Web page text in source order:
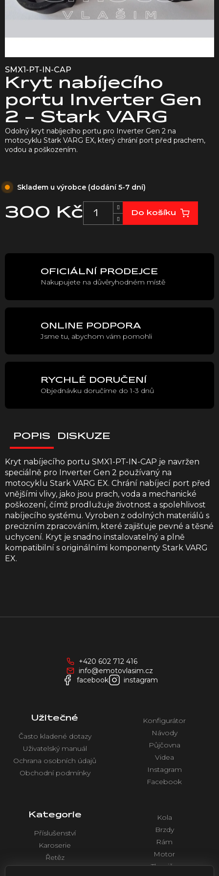
SMX1-PT-IN-CAP
Kryt nabíjecího
portu Inverter Gen
2 - Stark VARG
300 Kč
cena:
Skladem u výrobce (dodání 5-7 dní)
Do košíku
Odolný kryt nabíjecího portu pro Inverter Gen 2 na
motocyklu Stark VARG EX, který chrání port před prachem,
vodou a poškozením.
OFICIÁLNÍ PRODEJCE
Nakupujete na důvěryhodném místě
ONLINE PODPORA
Jsme tu, abychom vám pomohli
RYCHLÉ DORUČENÍ
Objednávku doručíme do 1-3 dnů
POPIS DISKUZE
Kryt nabíjecího portu SMX1-PT-IN-CAP je navržen
speciálně pro Inverter Gen 2 používaný na
motocyklu Stark VARG EX. Chrání nabíjecí port před
vnějšími vlivy, jako jsou prach, voda a mechanické
poškození, čímž prodlužuje životnost a spolehlivost
nabíjecího systému. Vyroben z odolných materiálů s
precizním zpracováním, které zajišťuje pevné a těsné
uchycení. Kryt je snadno instalovatelný a plně
kompatibilní s originálními komponenty Stark VARG
EX.
+420 602 712 416
info@emotovlasim.cz
facebook
instagram
Užitečné
Často kladené dotazy
Uživatelský manuál
Ochrana osobních údajů
Obchodní podmínky
Konfigurátor
Návody
Půjčovna
Videa
Instagram
Facebook
Kategorie
Příslušenství
Karoserie
Řetěz
Kola
Brzdy
Rám
Motor
Tlumiče